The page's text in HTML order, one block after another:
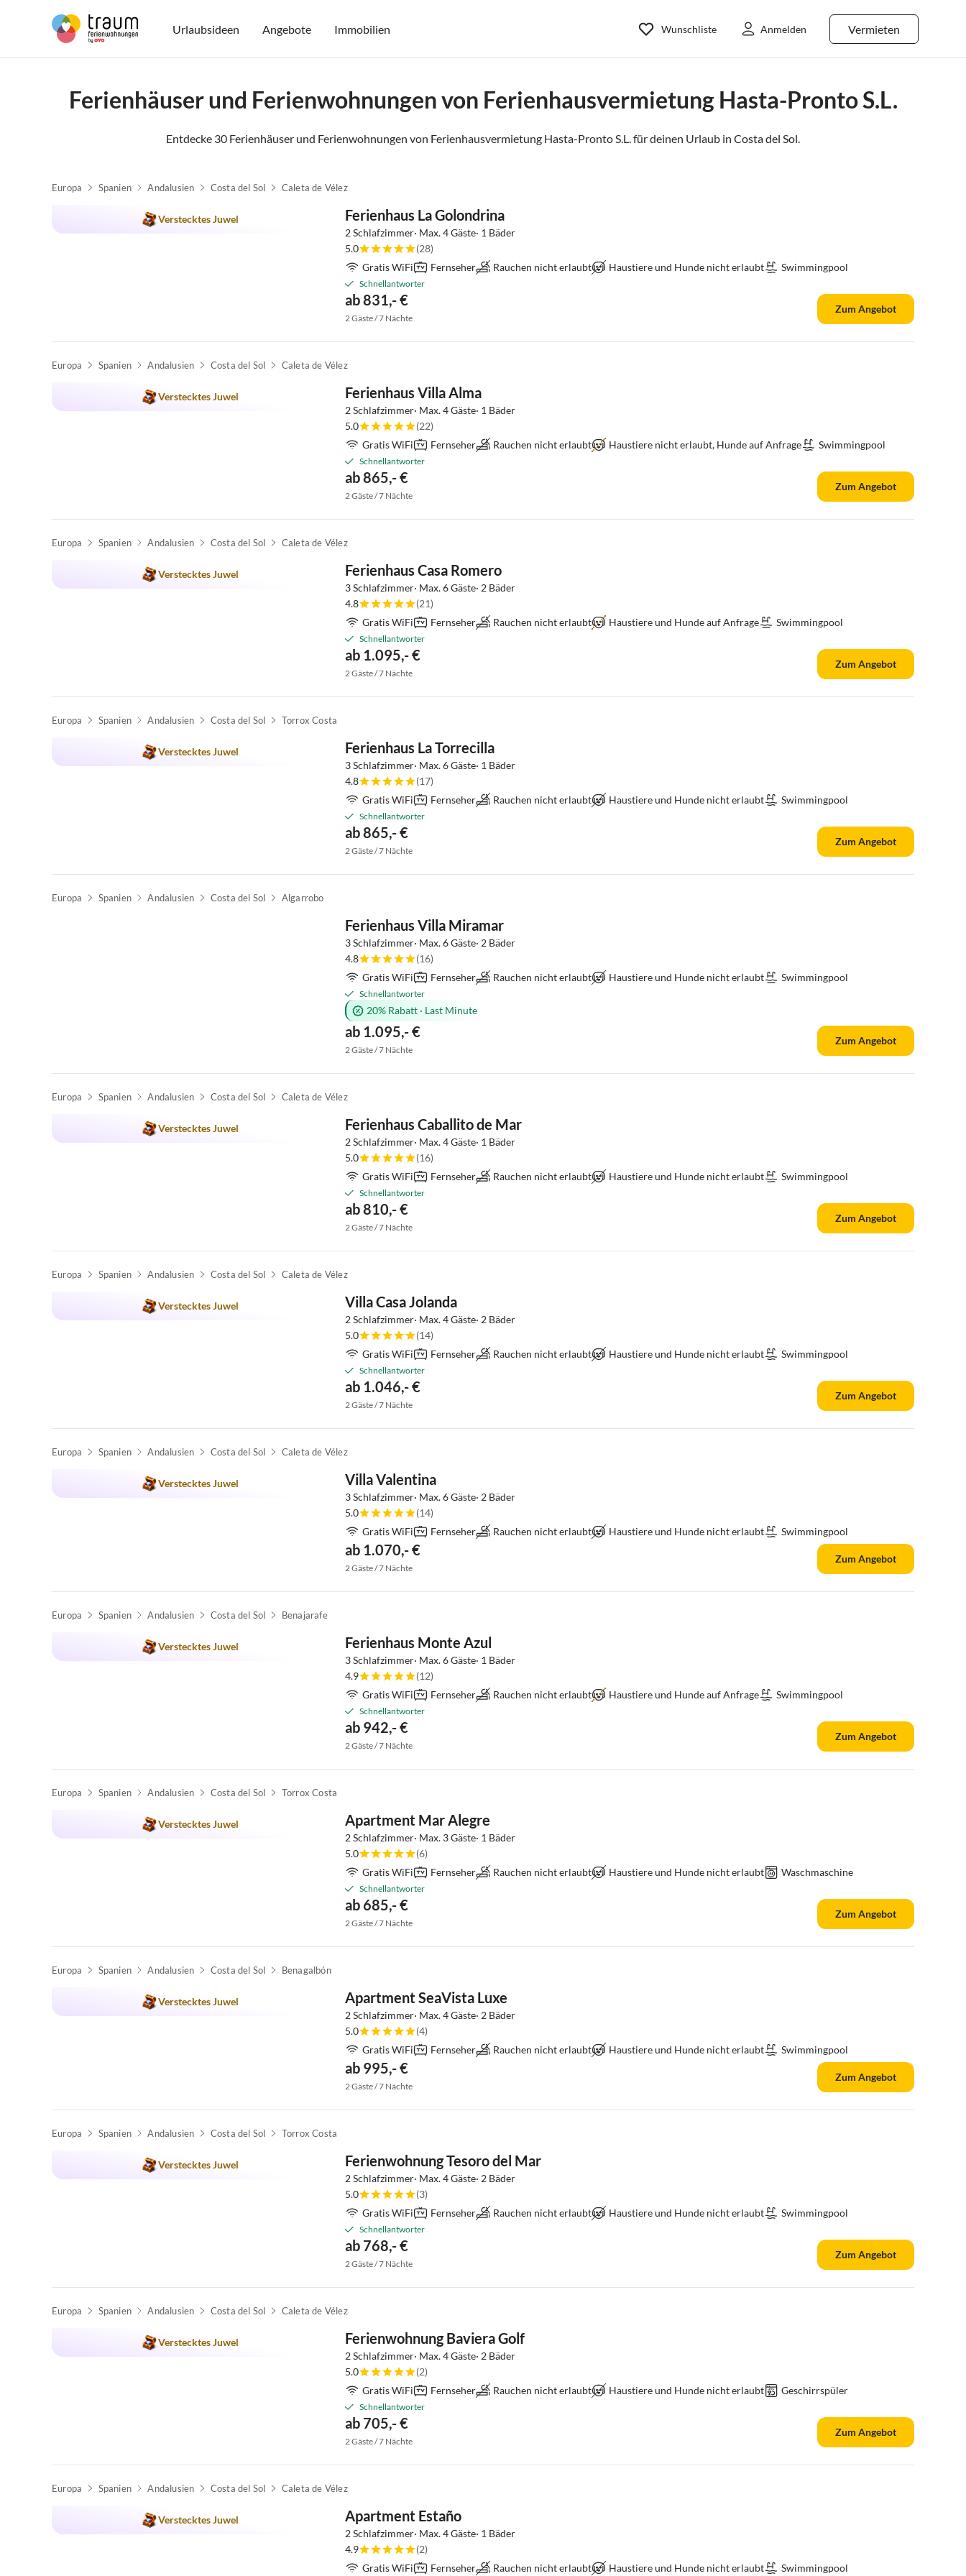
Urlaubsideen Angebote Immobilien Vermieten
Wunschliste Anmelden
Ferienhäuser und Ferienwohnungen von Ferienhausvermietung Hasta-Pronto S.L.
Entdecke 30 Ferienhäuser und Ferienwohnungen von Ferienhausvermietung Hasta-Pronto S.L. für deinen Urlaub in Costa del Sol.
Europa Spanien Andalusien Costa del Sol Caleta de Vélez
Verstecktes Juwel Ferienhaus La Golondrina
2 Schlafzimmer· Max. 4 Gäste· 1 Bäder
5.0
(28)
Gratis WiFi
Fernseher Rauchen nicht erlaubt Haustiere und Hunde nicht erlaubt Swimmingpool
Schnellantworter
ab 831,- €
2 Gäste / 7 Nächte
Zum Angebot
Europa Spanien Andalusien Costa del Sol Caleta de Vélez
Verstecktes Juwel Ferienhaus Villa Alma
2 Schlafzimmer· Max. 4 Gäste· 1 Bäder
5.0
(22)
Gratis WiFi
Fernseher Rauchen nicht erlaubt Haustiere nicht erlaubt, Hunde auf Anfrage Swimmingpool
Schnellantworter
ab 865,- €
2 Gäste / 7 Nächte
Zum Angebot
Europa Spanien Andalusien Costa del Sol Caleta de Vélez
Verstecktes Juwel Ferienhaus Casa Romero
3 Schlafzimmer· Max. 6 Gäste· 2 Bäder
4.8
(21)
Gratis WiFi
Fernseher Rauchen nicht erlaubt Haustiere und Hunde auf Anfrage Swimmingpool
Schnellantworter
ab 1.095,- €
2 Gäste / 7 Nächte
Zum Angebot
Europa Spanien Andalusien Costa del Sol Torrox Costa
Verstecktes Juwel Ferienhaus La Torrecilla
3 Schlafzimmer· Max. 6 Gäste· 1 Bäder
4.8
(17)
Gratis WiFi
Fernseher Rauchen nicht erlaubt Haustiere und Hunde nicht erlaubt Swimmingpool
Schnellantworter
ab 865,- €
2 Gäste / 7 Nächte
Zum Angebot
Europa Spanien Andalusien Costa del Sol Algarrobo
Ferienhaus Villa Miramar
3 Schlafzimmer· Max. 6 Gäste· 2 Bäder
4.8
(16)
Gratis WiFi
Fernseher Rauchen nicht erlaubt Haustiere und Hunde nicht erlaubt Swimmingpool
Schnellantworter
20% Rabatt · Last Minute
ab 1.095,- €
2 Gäste / 7 Nächte
Zum Angebot
Europa Spanien Andalusien Costa del Sol Caleta de Vélez
Verstecktes Juwel Ferienhaus Caballito de Mar
2 Schlafzimmer· Max. 4 Gäste· 1 Bäder
5.0
(16)
Gratis WiFi
Fernseher Rauchen nicht erlaubt Haustiere und Hunde nicht erlaubt Swimmingpool
Schnellantworter
ab 810,- €
2 Gäste / 7 Nächte
Zum Angebot
Europa Spanien Andalusien Costa del Sol Caleta de Vélez
Verstecktes Juwel Villa Casa Jolanda
2 Schlafzimmer· Max. 4 Gäste· 2 Bäder
5.0
(14)
Gratis WiFi
Fernseher Rauchen nicht erlaubt Haustiere und Hunde nicht erlaubt Swimmingpool
Schnellantworter
ab 1.046,- €
2 Gäste / 7 Nächte
Zum Angebot
Europa Spanien Andalusien Costa del Sol Caleta de Vélez
Verstecktes Juwel Villa Valentina
3 Schlafzimmer· Max. 6 Gäste· 2 Bäder
5.0
(14)
Gratis WiFi
Fernseher Rauchen nicht erlaubt Haustiere und Hunde nicht erlaubt Swimmingpool
ab 1.070,- €
2 Gäste / 7 Nächte
Zum Angebot
Europa Spanien Andalusien Costa del Sol Benajarafe
Verstecktes Juwel Ferienhaus Monte Azul
3 Schlafzimmer· Max. 6 Gäste· 1 Bäder
4.9
(12)
Gratis WiFi
Fernseher Rauchen nicht erlaubt Haustiere und Hunde auf Anfrage Swimmingpool
Schnellantworter
ab 942,- €
2 Gäste / 7 Nächte
Zum Angebot
Europa Spanien Andalusien Costa del Sol Torrox Costa
Verstecktes Juwel Apartment Mar Alegre
2 Schlafzimmer· Max. 3 Gäste· 1 Bäder
5.0
(6)
Gratis WiFi
Fernseher Rauchen nicht erlaubt Haustiere und Hunde nicht erlaubt Waschmaschine
Schnellantworter
ab 685,- €
2 Gäste / 7 Nächte
Zum Angebot
Europa Spanien Andalusien Costa del Sol Benagalbón
Verstecktes Juwel Apartment SeaVista Luxe
2 Schlafzimmer· Max. 4 Gäste· 2 Bäder
5.0
(4)
Gratis WiFi
Fernseher Rauchen nicht erlaubt Haustiere und Hunde nicht erlaubt Swimmingpool
ab 995,- €
2 Gäste / 7 Nächte
Zum Angebot
Europa Spanien Andalusien Costa del Sol Torrox Costa
Verstecktes Juwel Ferienwohnung Tesoro del Mar
2 Schlafzimmer· Max. 4 Gäste· 2 Bäder
5.0
(3)
Gratis WiFi
Fernseher Rauchen nicht erlaubt Haustiere und Hunde nicht erlaubt Swimmingpool
Schnellantworter
ab 768,- €
2 Gäste / 7 Nächte
Zum Angebot
Europa Spanien Andalusien Costa del Sol Caleta de Vélez
Verstecktes Juwel Ferienwohnung Baviera Golf
2 Schlafzimmer· Max. 4 Gäste· 2 Bäder
5.0
(2)
Gratis WiFi
Fernseher Rauchen nicht erlaubt Haustiere und Hunde nicht erlaubt Geschirrspüler
Schnellantworter
ab 705,- €
2 Gäste / 7 Nächte
Zum Angebot
Europa Spanien Andalusien Costa del Sol Caleta de Vélez
Verstecktes Juwel Apartment Estaño
2 Schlafzimmer· Max. 4 Gäste· 1 Bäder
4.9
(2)
Gratis WiFi
Fernseher Rauchen nicht erlaubt Haustiere und Hunde nicht erlaubt Swimmingpool